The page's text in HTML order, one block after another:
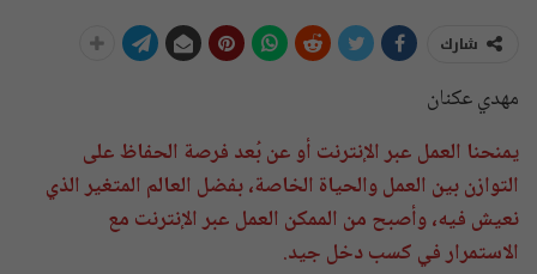
شارك
مهدي عكنان
يمنحنا العمل عبر الإنترنت أو عن بُعد فرصة الحفاظ على
التوازن بين العمل والحياة الخاصة، بفضل العالم المتغير الذي
نعيش فيه، وأصبح من الممكن العمل عبر الإنترنت مع
الاستمرار في كسب دخل جيد.